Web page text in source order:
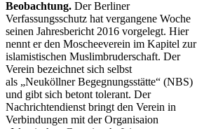
Beobachtung. Der Berliner
Verfassungsschutz hat vergangene Woche
seinen Jahresbericht 2016 vorgelegt. Hier
nennt er den Moscheeverein im Kapitel zur
islamistischen Muslimbruderschaft. Der
Verein bezeichnet sich selbst
als „Neuköllner Begegnungsstätte“ (NBS)
und gibt sich betont tolerant. Der
Nachrichtendienst bringt den Verein in
Verbindungen mit der Organisaion